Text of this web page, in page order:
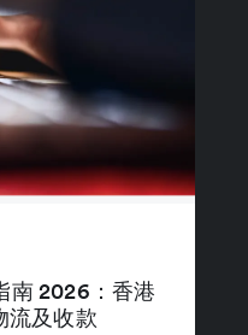
南 2026：香港
流及收款